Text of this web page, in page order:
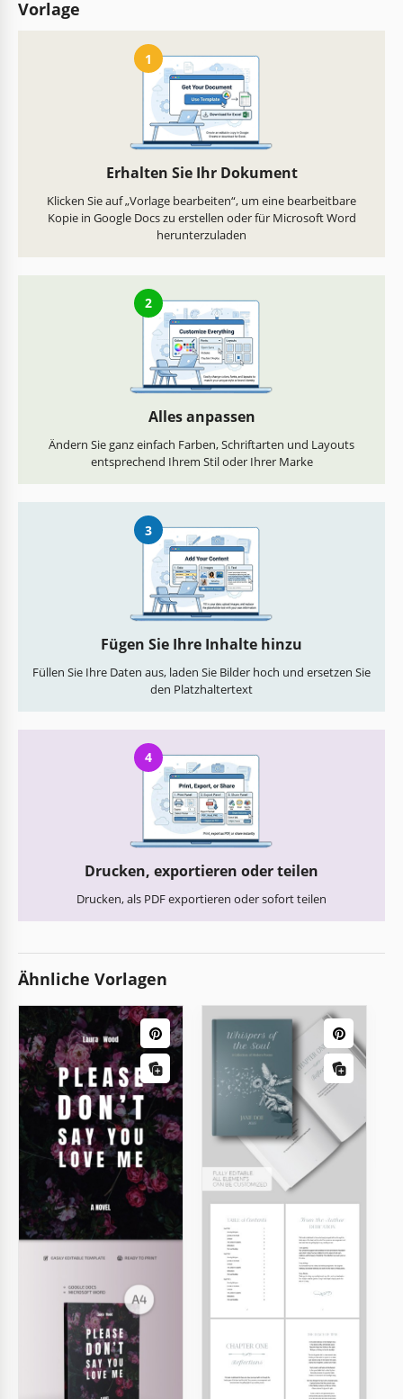
Vorlage
1
Erhalten Sie Ihr Dokument
Klicken Sie auf „Vorlage bearbeiten“, um eine bearbeitbare
Kopie in Google Docs zu erstellen oder für Microsoft Word
herunterzuladen
2
Alles anpassen
Ändern Sie ganz einfach Farben, Schriftarten und Layouts
entsprechend Ihrem Stil oder Ihrer Marke
3
Fügen Sie Ihre Inhalte hinzu
Füllen Sie Ihre Daten aus, laden Sie Bilder hoch und ersetzen Sie
den Platzhaltertext
4
Drucken, exportieren oder teilen
Drucken, als PDF exportieren oder sofort teilen
Ähnliche Vorlagen